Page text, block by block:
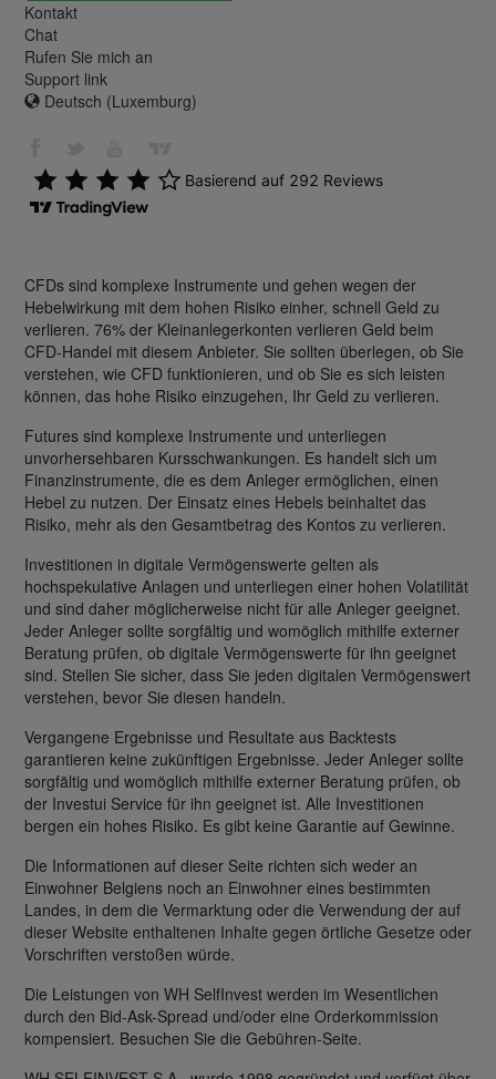
Kontakt
Chat
Rufen Sie mich an
Support link
Deutsch (Luxemburg)
CFDs sind komplexe Instrumente und gehen wegen der
Hebelwirkung mit dem hohen Risiko einher, schnell Geld zu
verlieren. 76% der Kleinanlegerkonten verlieren Geld beim
CFD-Handel mit diesem Anbieter. Sie sollten überlegen, ob Sie
verstehen, wie CFD funktionieren, und ob Sie es sich leisten
können, das hohe Risiko einzugehen, Ihr Geld zu verlieren.
Futures sind komplexe Instrumente und unterliegen
unvorhersehbaren Kursschwankungen. Es handelt sich um
Finanzinstrumente, die es dem Anleger ermöglichen, einen
Hebel zu nutzen. Der Einsatz eines Hebels beinhaltet das
Risiko, mehr als den Gesamtbetrag des Kontos zu verlieren.
Investitionen in digitale Vermögenswerte gelten als
hochspekulative Anlagen und unterliegen einer hohen Volatilität
und sind daher möglicherweise nicht für alle Anleger geeignet.
Jeder Anleger sollte sorgfältig und womöglich mithilfe externer
Beratung prüfen, ob digitale Vermögenswerte für ihn geeignet
sind. Stellen Sie sicher, dass Sie jeden digitalen Vermögenswert
verstehen, bevor Sie diesen handeln.
Vergangene Ergebnisse und Resultate aus Backtests
garantieren keine zukünftigen Ergebnisse. Jeder Anleger sollte
sorgfältig und womöglich mithilfe externer Beratung prüfen, ob
der Investui Service für ihn geeignet ist. Alle Investitionen
bergen ein hohes Risiko. Es gibt keine Garantie auf Gewinne.
Die Informationen auf dieser Seite richten sich weder an
Einwohner Belgiens noch an Einwohner eines bestimmten
Landes, in dem die Vermarktung oder die Verwendung der auf
dieser Website enthaltenen Inhalte gegen örtliche Gesetze oder
Vorschriften verstoßen würde.
Die Leistungen von WH SelfInvest werden im Wesentlichen
durch den Bid-Ask-Spread und/oder eine Orderkommission
kompensiert. Besuchen Sie die Gebühren-Seite.